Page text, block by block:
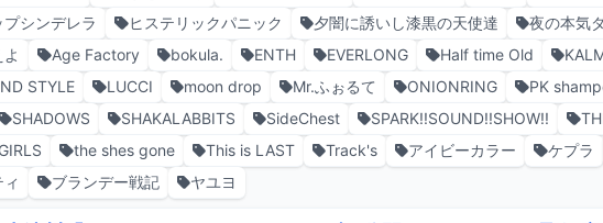
シンデレラ
ヒステリックパニック 夕闇に誘いし漆黒の天使達
夜の本気
Age Factory bokula. ENTH EVERLONG Half time Old
STYLE
LUCCI moon drop Mr.ふぉるて ONIONRING PK
SHADOWS SHAKALABBITS SideChest SPARK!!SOUND!!SHOW!!
the shes gone This is LAST Track's アイビーカラー ケプラ
ブランデー戦記 ヤユヨ